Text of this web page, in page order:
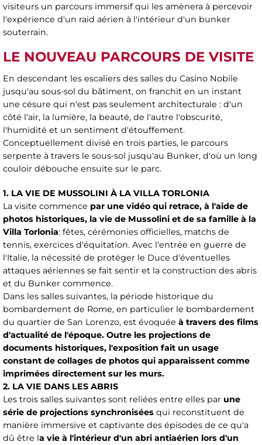
visiteurs un parcours immersif qui les amènera à percevoir
l'expérience d'un raid aérien à l'intérieur d'un bunker
souterrain.
LE NOUVEAU PARCOURS DE VISITE
En descendant les escaliers des salles du Casino Nobile
jusqu'au sous-sol du bâtiment, on franchit en un instant
une césure qui n'est pas seulement architecturale : d'un
côté l'air, la lumière, la beauté, de l'autre l'obscurité,
l'humidité et un sentiment d'étouffement.
Conceptuellement divisé en trois parties, le parcours
serpente à travers le sous-sol jusqu'au Bunker, d'où un long
couloir débouche ensuite sur le parc.
1. LA VIE DE MUSSOLINI À LA VILLA TORLONIA
La visite commence par une vidéo qui retrace, à l'aide de
photos historiques, la vie de Mussolini et de sa famille à la
Villa Torlonia: fêtes, cérémonies officielles, matchs de
tennis, exercices d'équitation. Avec l'entrée en guerre de
l'Italie, la nécessité de protéger le Duce d'éventuelles
attaques aériennes se fait sentir et la construction des abris
et du Bunker commence.
Dans les salles suivantes, la période historique du
bombardement de Rome, en particulier le bombardement
du quartier de San Lorenzo, est évoquée à travers des films
d'actualité de l'époque. Outre les projections de
documents historiques, l'exposition fait un usage
constant de collages de photos qui apparaissent comme
imprimées directement sur les murs.
2. LA VIE DANS LES ABRIS
Les trois salles suivantes sont reliées entre elles par une
série de projections synchronisées qui reconstituent de
manière immersive et captivante des épisodes de ce qu'a
dû être la vie à l'intérieur d'un abri antiaérien lors d'un